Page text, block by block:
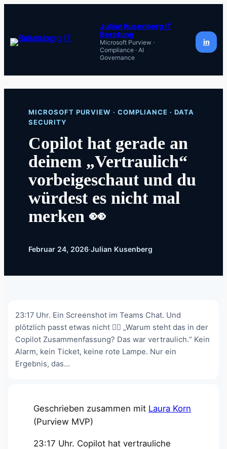
springen
Julian Kusenberg IT
Beratung
Microsoft Purview ·
Compliance · AI
Governance
in
MICROSOFT PURVIEW · COMPLIANCE · DATA
SECURITY
Copilot hat gerade an
deinem „Vertraulich“
vorbeigeschaut und du
würdest es nicht mal
merken 👀
Februar 24, 2026·Julian Kusenberg
23:17 Uhr. Ein Screenshot im Teams Chat. Und
plötzlich passt etwas nicht 😶‍🌫️ „Warum steht das in der
Copilot Zusammenfassung? Das war vertraulich.“ Kein
Alarm, kein Ticket, keine rote Lampe. Nur ein
Ergebnis, das…
Geschrieben zusammen mit Laura Korn
(Purview MVP)
23:17 Uhr. Copilot hat vertrauliche